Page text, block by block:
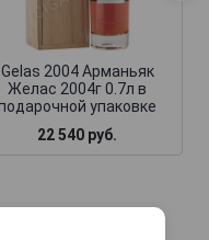
Gelas 2004 Арманьяк
Желас 2004г 0.7л в
упаковке
22 540 руб.
производства